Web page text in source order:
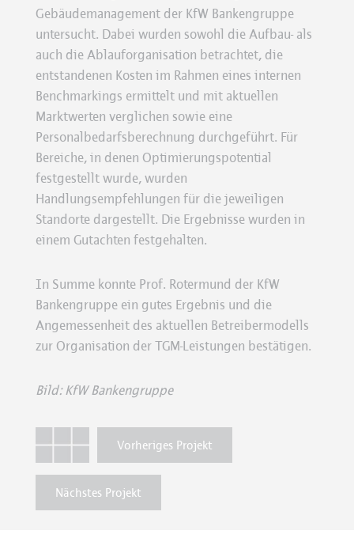
Gebäudemanagement der KfW Bankengruppe
untersucht. Dabei wurden sowohl die Aufbau- als
auch die Ablauforganisation betrachtet, die
entstandenen Kosten im Rahmen eines internen
Benchmarkings ermittelt und mit aktuellen
Marktwerten verglichen sowie eine
Personalbedarfsberechnung durchgeführt. Für
Bereiche, in denen Optimierungspotential
festgestellt wurde, wurden
Handlungsempfehlungen für die jeweiligen
Standorte dargestellt. Die Ergebnisse wurden in
einem Gutachten festgehalten.
In Summe konnte Prof. Rotermund der KfW
Bankengruppe ein gutes Ergebnis und die
Angemessenheit des aktuellen Betreibermodells
zur Organisation der TGM-Leistungen bestätigen.
Bild: KfW Bankengruppe
Vorheriges Projekt
Nächstes Projekt